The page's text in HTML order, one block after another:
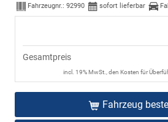
Fahrzeugnr.: 92990 sofort lieferbar
Gesamtpreis
incl. 19% MwSt., den Kosten für
Fahrzeug